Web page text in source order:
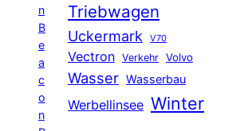
n
B
e
a
c
o
n
Triebwagen
Uckermark V70
Vectron Verkehr Volvo
Wasser Wasserbau
Werbellinsee Winter